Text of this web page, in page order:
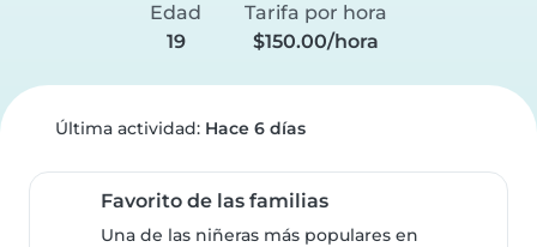
Edad
19
Tarifa por hora
$150.00/hora
Última actividad: Hace 6 días
Favorito de las familias
Una de las niñeras más populares en